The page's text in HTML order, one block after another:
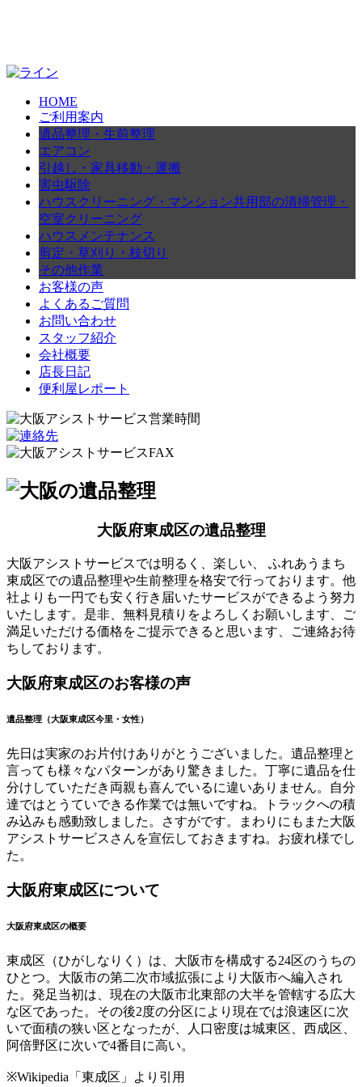
HOME
ご利用案内
遺品整理・生前整理
エアコン
引越し・家具移動・運搬
害虫駆除
ハウスクリーニング・マンション共用部の清掃管理・
空室クリーニング
ハウスメンテナンス
剪定・草刈り・枝切り
その他作業
お客様の声
よくあるご質問
お問い合わせ
スタッフ紹介
会社概要
店長日記
便利屋レポート
大阪府東成区の遺品整理
大阪アシストサービスでは明るく、楽しい、 ふれあうまち
東成区での遺品整理や生前整理を格安で行っております。他
社よりも一円でも安く行き届いたサービスができるよう努力
いたします。是非、無料見積りをよろしくお願いします、ご
満足いただける価格をご提示できると思います、ご連絡お待
ちしております。
大阪府東成区のお客様の声
遺品整理（大阪東成区今里・女性）
先日は実家のお片付けありがとうございました。遺品整理と
言っても様々なパターンがあり驚きました。丁寧に遺品を仕
分けしていただき両親も喜んでいるに違いありません。自分
達ではとうていできる作業では無いですね。トラックへの積
み込みも感動致しました。さすがです。まわりにもまた大阪
アシストサービスさんを宣伝しておきますね。お疲れ様でし
た。
大阪府東成区について
大阪府東成区の概要
東成区（ひがしなりく）は、大阪市を構成する24区のうちの
ひとつ。大阪市の第二次市域拡張により大阪市へ編入され
た。発足当初は、現在の大阪市北東部の大半を管轄する広大
な区であった。その後2度の分区により現在では浪速区に次
いで面積の狭い区となったが、人口密度は城東区、西成区、
阿倍野区に次いで4番目に高い。
※Wikipedia「東成区」より引用